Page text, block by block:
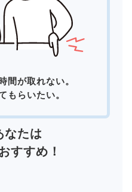
間が取れない。
もらいたい。
なたは
すすめ！